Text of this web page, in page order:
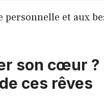
personnelle et aux
son cœur ?
ces rêves